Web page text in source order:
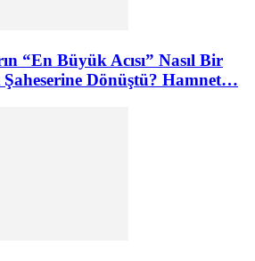
“En Büyük Acısı” Nasıl Bir
Dönüştü? Hamnet…